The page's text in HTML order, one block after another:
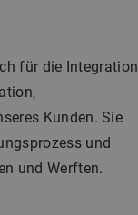
für die Integration
Kunden. Sie
und
und Werften.